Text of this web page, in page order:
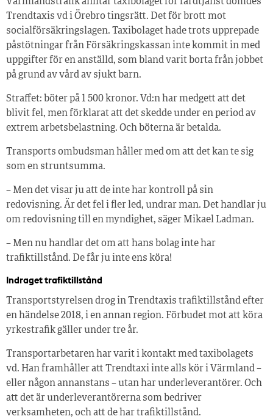
Värmlandstrafik anlitar taxibolaget för färdtjänst dömdes
Trendtaxis vd i Örebro tingsrätt. Det för brott mot
socialförsäkringslagen. Taxibolaget hade trots upprepade
påstötningar från Försäkringskassan inte kommit in med
uppgifter för en anställd, som bland varit borta från jobbet
på grund av vård av sjukt barn.
Straffet: böter på 1 500 kronor. Vd:n har medgett att det
blivit fel, men förklarat att det skedde under en period av
extrem arbetsbelastning. Och böterna är betalda.
Transports ombudsman håller med om att det kan te sig
som en struntsumma.
– Men det visar ju att de inte har kontroll på sin
redovisning. Är det fel i fler led, undrar man. Det handlar ju
om redovisning till en myndighet, säger Mikael Ladman.
– Men nu handlar det om att hans bolag inte har
trafiktillstånd. De får ju inte ens köra!
Indraget trafiktillstånd
Transportstyrelsen drog in Trendtaxis trafiktillstånd efter
en händelse 2018, i en annan region. Förbudet mot att köra
yrkestrafik gäller under tre år.
Transportarbetaren har varit i kontakt med taxibolagets
vd. Han framhåller att Trendtaxi inte alls kör i Värmland –
eller någon annanstans – utan har underleverantörer. Och
att det är underleverantörerna som bedriver
verksamheten, och att de har trafiktillstånd.